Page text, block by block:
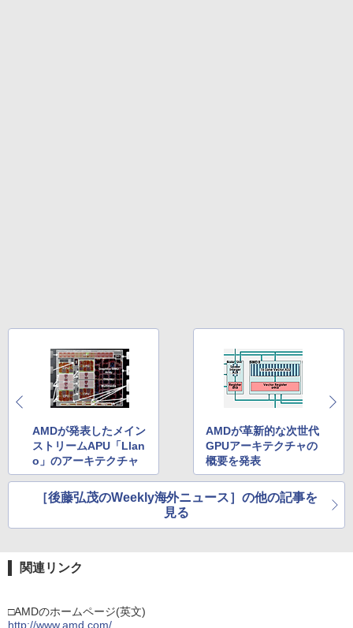
AMDが発表したメイン
ストリームAPU「Llan
o」のアーキテクチャ
AMDが革新的な次世代
GPUアーキテクチャの
概要を発表
［後藤弘茂のWeekly海外ニュース］の他の記事を
見る
関連リンク
□AMDのホームページ(英文)
http://www.amd.com/